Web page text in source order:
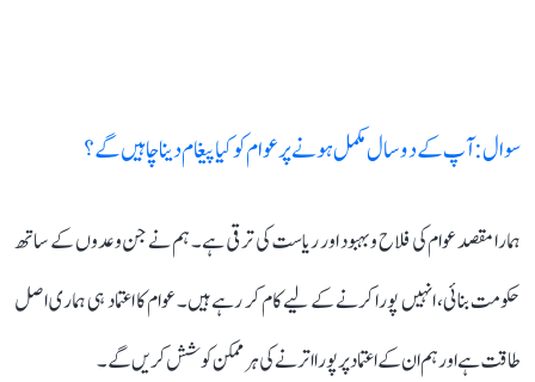
سوال: آپ کے دو سال مکمل ہونے پر عوام کو کیا پیغام دینا چاہیں گے؟
ہمارا مقصد عوام کی فلاح و بہبود اور ریاست کی ترقی ہے۔ ہم نے جن وعدوں کے ساتھ
حکومت بنائی، انہیں پورا کرنے کے لیے کام کر رہے ہیں۔ عوام کا اعتماد ہی ہماری اصل
طاقت ہے اور ہم ان کے اعتماد پر پورا اترنے کی ہر ممکن کوشش کریں گے۔